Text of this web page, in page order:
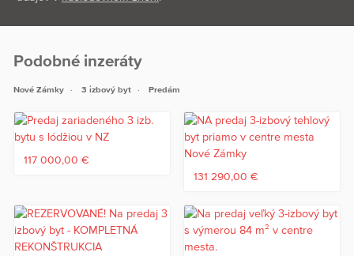
Podobné inzeráty
Nové Zámky 3 izbový byt Predám
117 000,00 €
131 290,00 €